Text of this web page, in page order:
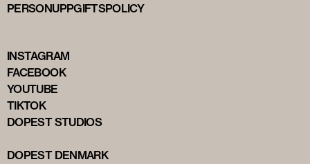
PERSONUPPGIFTSPOLICY
INSTAGRAM
FACEBOOK
YOUTUBE
TIKTOK
DOPEST STUDIOS
DOPEST DENMARK